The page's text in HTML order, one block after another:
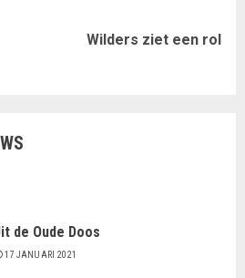
Wilders ziet een rol
de Oude Doos
17 JANUARI 2021